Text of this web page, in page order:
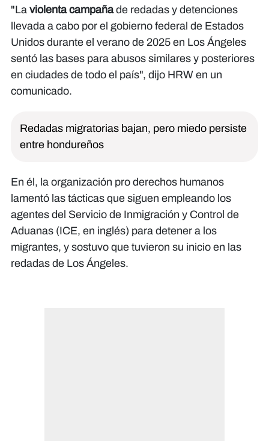
"La violenta campañade redadas y detenciones
llevada a cabo por el gobierno federal de Estados
Unidos durante el verano de 2025 en Los Ángeles
sentó las bases para abusos similares y posteriores
en ciudades de todo el país", dijo HRW en un
comunicado.
Redadas migratorias bajan, pero miedo persiste
entre hondureños
En él, la organización pro derechos humanos
lamentó las tácticas que siguen empleando los
agentes del Servicio de Inmigración y Control de
Aduanas (ICE, en inglés) para detener a los
migrantes, y sostuvo que tuvieron su inicio en las
redadas de Los Ángeles.